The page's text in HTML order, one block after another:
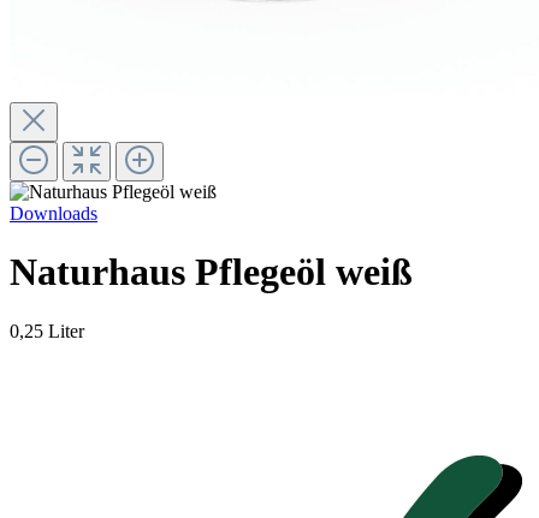
Downloads
Naturhaus Pflegeöl weiß
0,25 Liter